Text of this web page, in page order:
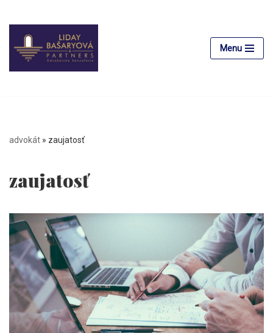
Preskočiť
na
obsah
Menu
advokát » zaujatosť
zaujatosť